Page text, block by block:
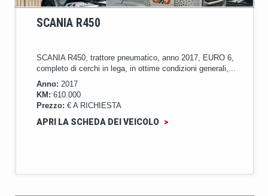
SCANIA R450
SCANIA R450, trattore pneumatico, anno 2017, EURO 6,
completo di cerchi in lega, in ottime condizioni generali,...
Anno: 2017
KM: 610.000
Prezzo: € A RICHIESTA
APRI LA SCHEDA DEI VEICOLO >